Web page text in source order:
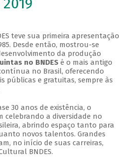
teve sua primeira apresentação
Desde então, mostrou-se
da produção
no BNDESé o mais antigo
no Brasil, oferecendo
públicas e gratuitas, sempre às
30 anos de existência, o
celebrando a diversidade no
abrindo espaço tanto para
novos talentos. Grandes
no início de suas carreiras,
BNDES.